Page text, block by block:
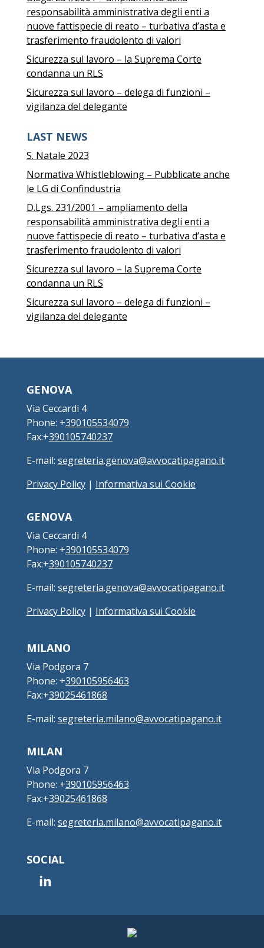
responsabilità amministrativa degli enti a
nuove fattispecie di reato – turbativa d’asta e
trasferimento fraudolento di valori
Sicurezza sul lavoro – la Suprema Corte
condanna un RLS
Sicurezza sul lavoro – delega di funzioni –
vigilanza del delegante
LAST NEWS
S. Natale 2023
Normativa Whistleblowing – Pubblicate anche
le LG di Confindustria
D.Lgs. 231/2001 – ampliamento della
responsabilità amministrativa degli enti a
nuove fattispecie di reato – turbativa d’asta e
trasferimento fraudolento di valori
Sicurezza sul lavoro – la Suprema Corte
condanna un RLS
Sicurezza sul lavoro – delega di funzioni –
vigilanza del delegante
GENOVA
Via Ceccardi 4
Phone: +390105534079
Fax:+390105740237
E-mail: segreteria.genova@avvocatipagano.it
Privacy Policy| Informativa sui Cookie
GENOVA
Via Ceccardi 4
Phone: +390105534079
Fax:+390105740237
E-mail: segreteria.genova@avvocatipagano.it
Privacy Policy| Informativa sui Cookie
MILANO
Via Podgora 7
Phone: +390105956463
Fax:+39025461868
E-mail: segreteria.milano@avvocatipagano.it
MILAN
Via Podgora 7
Phone: +390105956463
Fax:+39025461868
E-mail: segreteria.milano@avvocatipagano.it
SOCIAL